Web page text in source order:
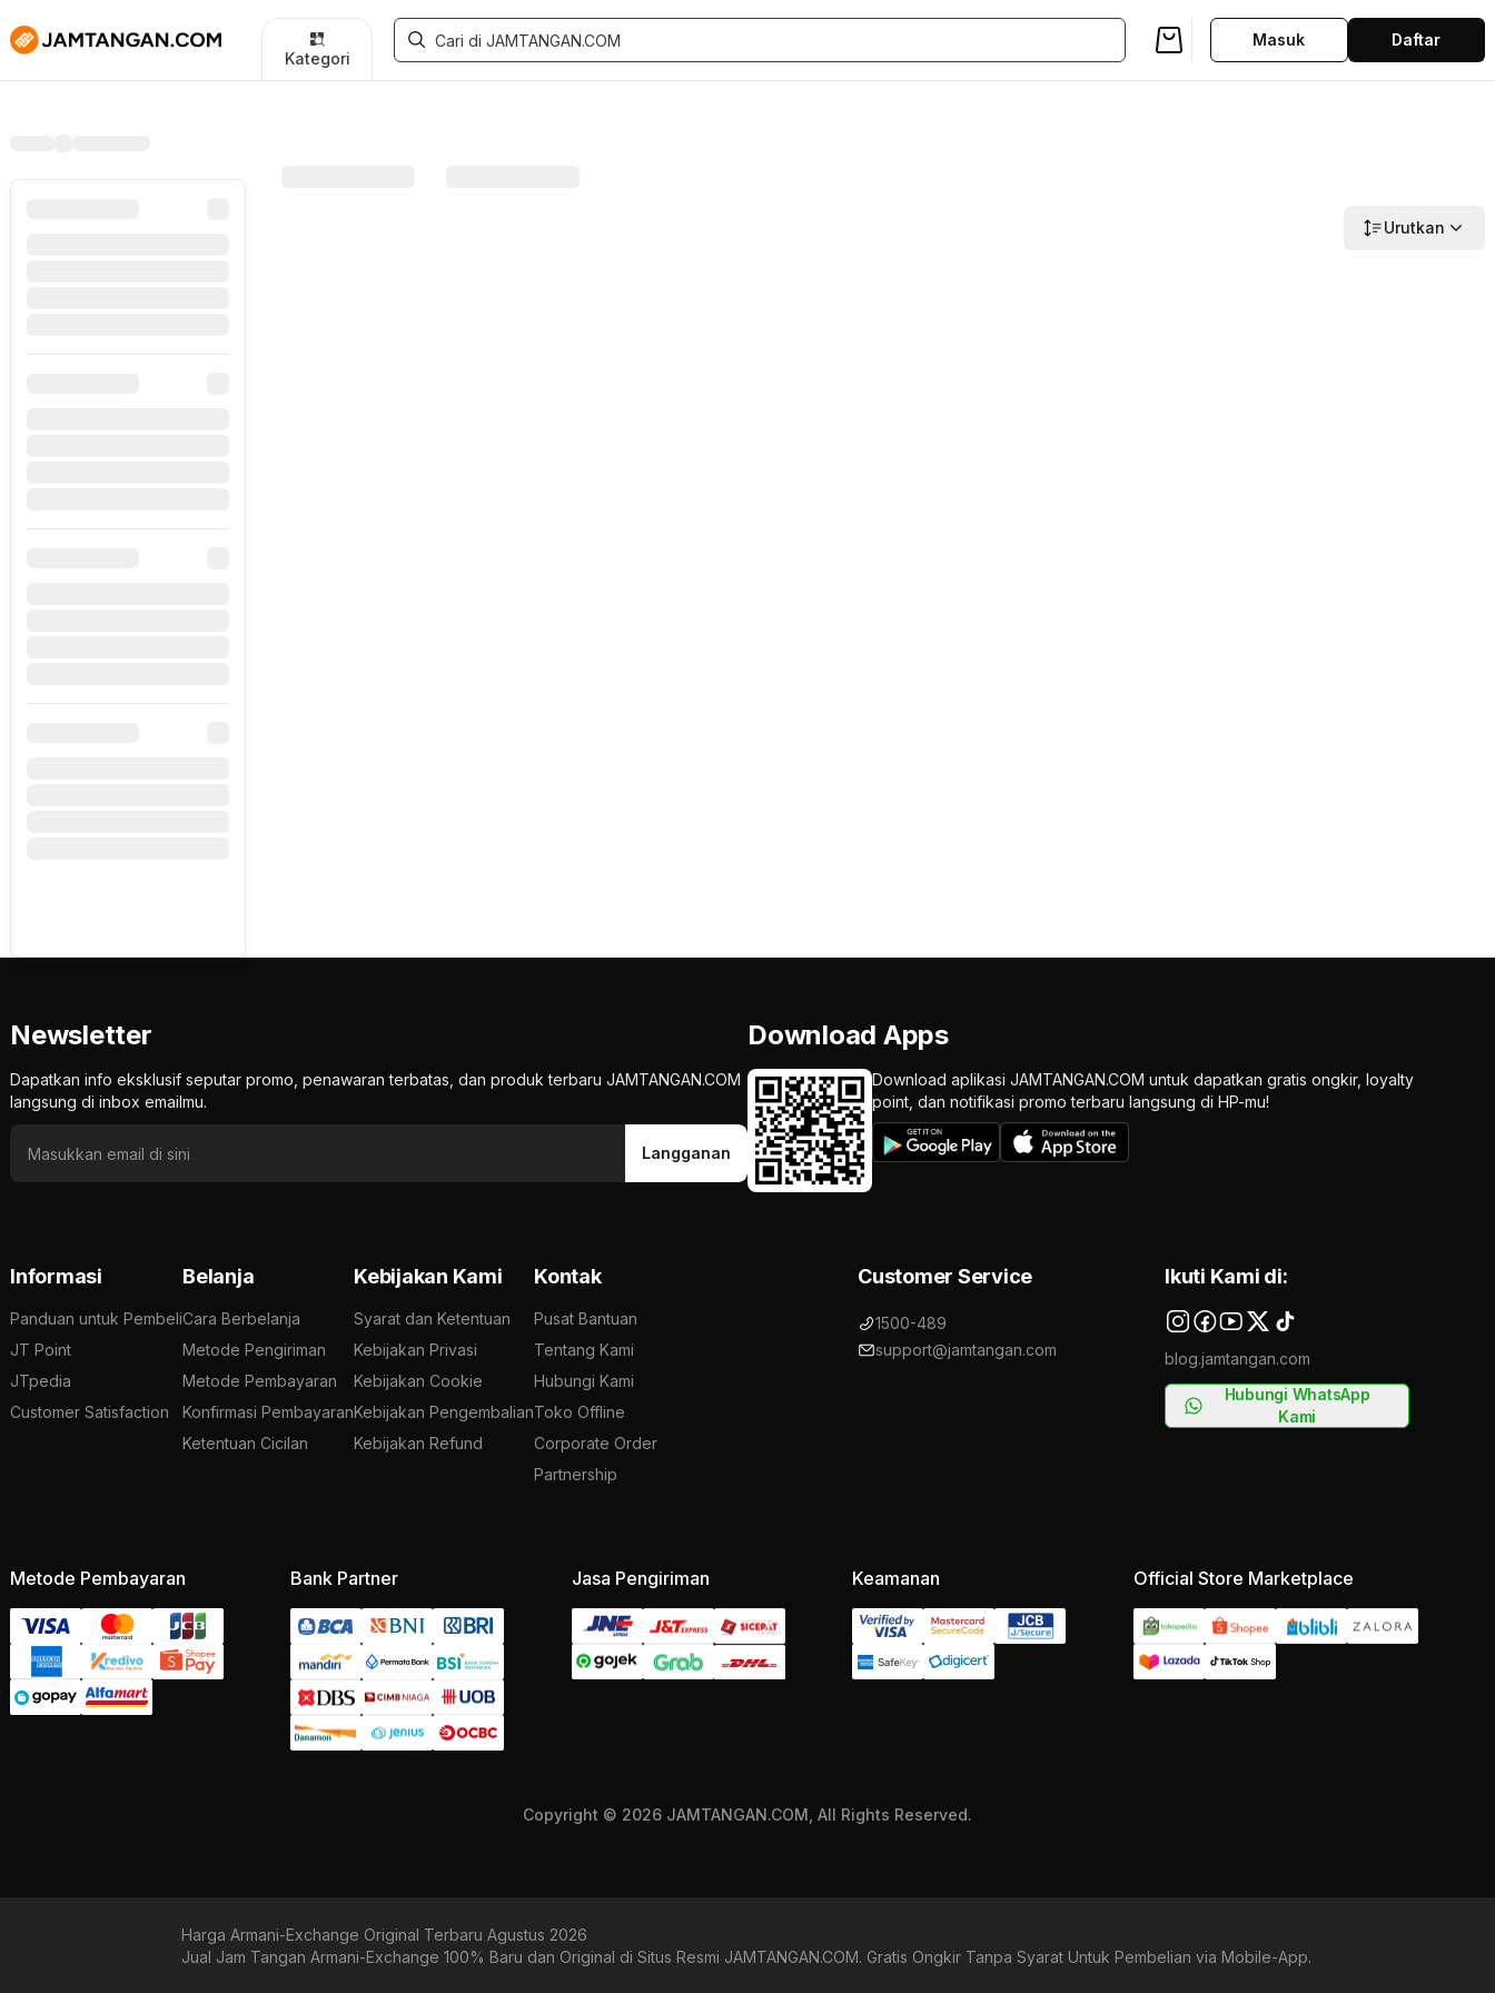
Newsletter
Dapatkan info eksklusif seputar promo, penawaran terbatas, dan produk terbaru JAMTANGAN.COM
langsung di inbox emailmu.
Langganan
Download Apps
Download aplikasi JAMTANGAN.COM untuk dapatkan gratis ongkir, loyalty
point, dan notifikasi promo terbaru langsung di HP-mu!
Informasi
Panduan untuk Pembeli
JT Point
JTpedia
Customer Satisfaction
Belanja
Cara Berbelanja
Metode Pengiriman
Metode Pembayaran
Konfirmasi Pembayaran
Ketentuan Cicilan
Kebijakan Kami
Syarat dan Ketentuan
Kebijakan Privasi
Kebijakan Cookie
Kebijakan Pengembalian
Kebijakan Refund
Kontak
Pusat Bantuan
Tentang Kami
Hubungi Kami
Toko Offline
Corporate Order
Partnership
Customer Service
1500-489
support@jamtangan.com
Ikuti Kami di:
blog.jamtangan.com
Hubungi WhatsApp
Kami
Metode Pembayaran Bank Partner Jasa Pengiriman Keamanan Official Store Marketplace
Copyright © 2026 JAMTANGAN.COM, All Rights Reserved.
Harga Armani-Exchange Original Terbaru Agustus 2026
Jual Jam Tangan Armani-Exchange 100% Baru dan Original di Situs Resmi JAMTANGAN.COM. Gratis Ongkir Tanpa Syarat Untuk Pembelian via Mobile-App.
Kategori
Masuk Daftar
Urutkan